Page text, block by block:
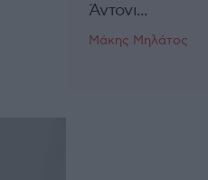
Άντονι...
Μάκης Μηλάτος